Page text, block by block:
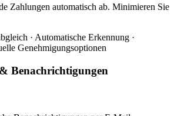
Zahlungen automatisch ab. Minimieren Sie
· Automatische Erkennung ·
Genehmigungsoptionen
Benachrichtigungen